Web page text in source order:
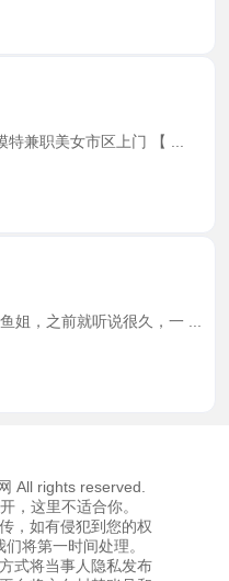
特兼职美女市区上门 【 ...
姐，之前就听说很久，一 ...
All rights reserved.
，这里不适合你。
，如有侵犯到您的权
将第一时间处理。
式将当事人隐私发布